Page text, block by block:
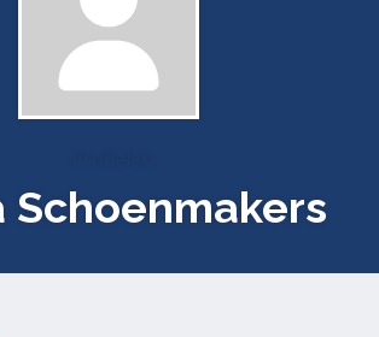
Schoenmakers